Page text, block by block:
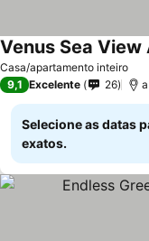
Casa/apartamento inteiro
Venus Sea
9,1 Excelente 26
Selecione as datas
exatos.